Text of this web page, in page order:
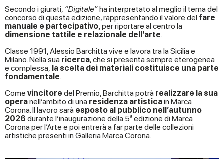
Secondo i giurati, “Digitale”ha interpretato al meglio il tema del
concorso di questa edizione, rappresentando il valore del fare
manuale e partecipativo,per riportare al centro la
dimensione tattile e relazionale dell’arte.
Classe 1991, Alessio Barchitta vive e lavora tra la Sicilia e
Milano. Nella sua ricerca, che si presenta sempre eterogenea
e complessa, la scelta dei materiali costituisce una parte
fondamentale.
Come vincitore del Premio, Barchitta potrà realizzare la sua
operanell’ambito di una residenza artisticain Marca
Corona. Il lavoro sarà esposto al pubblico nell’autunno
2026 durante l’inaugurazione della 5ª edizione di Marca
Corona per l’Arte e poi entrerà a far parte delle collezioni
artistiche presenti in Galleria Marca Corona.